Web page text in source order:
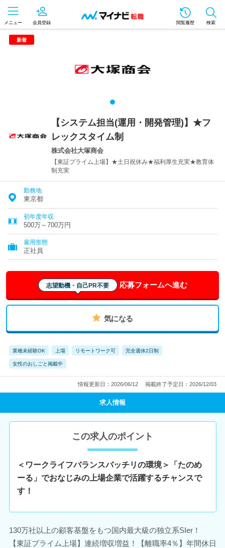
メニュー 会員登録 閲覧履歴 検索
新着
【システム担当(運用・開発管理)】★フ
レックスタイム制
株式会社大塚商会
【東証プライム上場】★土日祝休み★福利厚生充実★教育体
制充実
勤務地
東京都
初年度年収
500万～700万円
雇用形態
正社員
志望動機・自己PR不要 応募フォームへ進む
気になる
業種未経験OK 上場 リモートワーク可 完全週休2日制
女性のおしごと掲載中
情報更新日：2026/06/12 掲載終了予定日：2026/12/03
求人情報
この求人のポイント
＜ワークライフバランスバッチリの環境＞「たのめ
ーる」でおなじみの上場企業で活躍するチャンスで
す！
130万社以上の顧客基盤をもつ国内最大級の独立系SIer！
【東証プライム上場】連続増収増益！【離職率4％】年間休日